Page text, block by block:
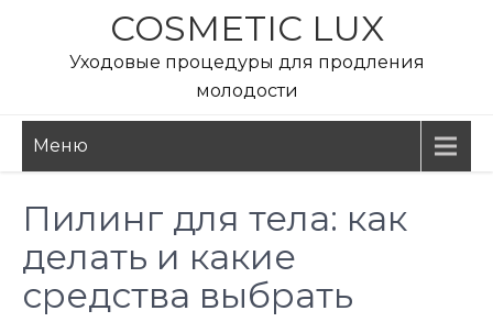
содержимому
COSMETIC LUX
Уходовые процедуры для продления
молодости
Меню
Пилинг для тела: как
делать и какие
средства выбрать